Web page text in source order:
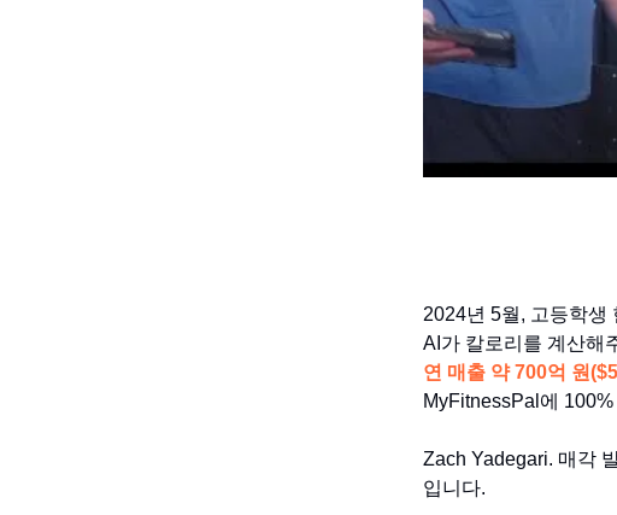
2024년 5월, 고등학생
AI가 칼로리를 계산해
연 매출 약 700억 원
MyFitnessPal에
Zach Yadegari. 매각
입니다.